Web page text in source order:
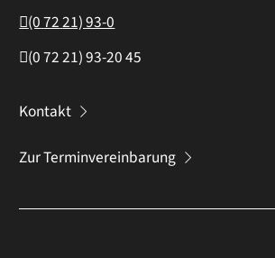
(07221) 93-0
(07221) 93-2045
Kontakt
Zur Terminvereinbarung